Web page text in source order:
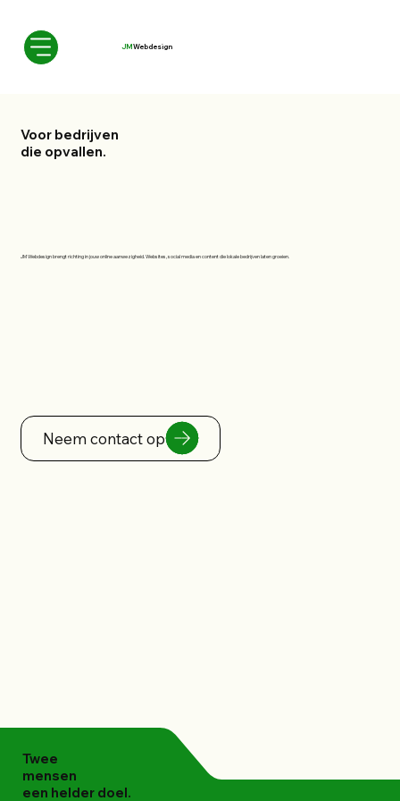
Voor bedrijven
die opvallen.
JM Webdesign brengt richting in jouw online aanwezigheid. Websites, social media en content die lokale bedrijven laten groeien.
Neem contact op
JMWebdesign
Twee
mensen
een helder doel.